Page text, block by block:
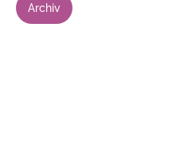
Archiv